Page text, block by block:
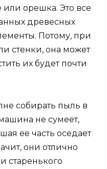
орешка. Это все
древесных
Потому, при
стенки, она может
их будет почти
собирать пыль в
не сумеет,
ее часть оседает
они отлично
старенького